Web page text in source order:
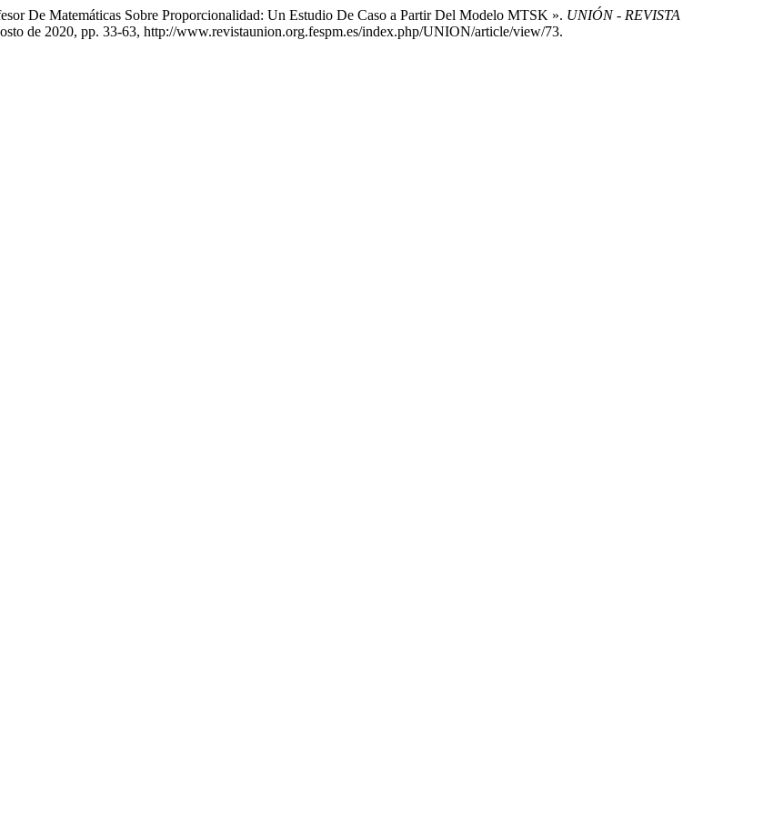
De Matemáticas Sobre Proporcionalidad: Un Estudio De Caso a Partir Del Modelo MTSK ». UNIÓN - REVISTA
de 2020, pp. 33-63, http://www.revistaunion.org.fespm.es/index.php/UNION/article/view/73.